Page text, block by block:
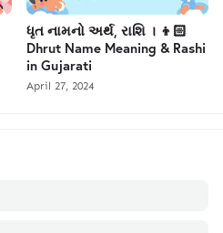
ધૃત નામનો અર્થ, રાશિ । 👦🏻
Dhrut Name Meaning & Rashi
in Gujarati
April 27, 2024